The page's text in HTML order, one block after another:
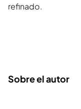
refinado.
Sobre el autor